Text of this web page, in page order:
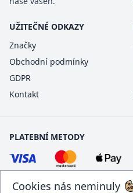
Cookies nás neminuly
UŽITEČNÉ ODKAZY
Značky
Obchodní podmínky
GDPR
Kontakt
PLATEBNÍ METODY